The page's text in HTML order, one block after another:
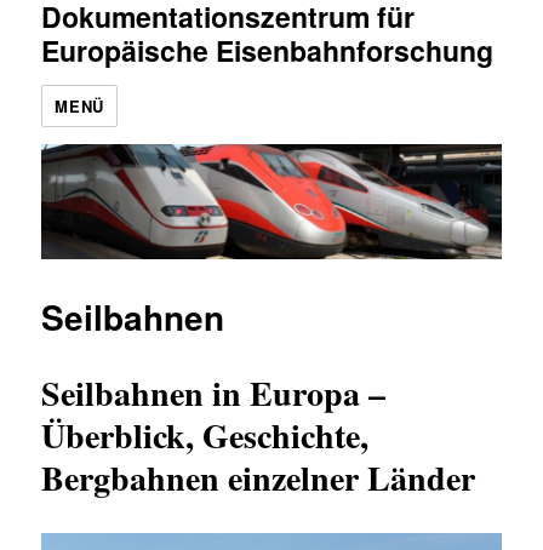
Dokumentationszentrum für
Europäische Eisenbahnforschung
MENÜ
Seilbahnen
Seilbahnen in Europa –
Überblick, Geschichte,
Bergbahnen einzelner Länder